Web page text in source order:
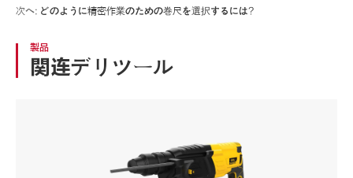
次へ: どのように精密作業のための巻尺を選択するには?
製品
関连デリツール